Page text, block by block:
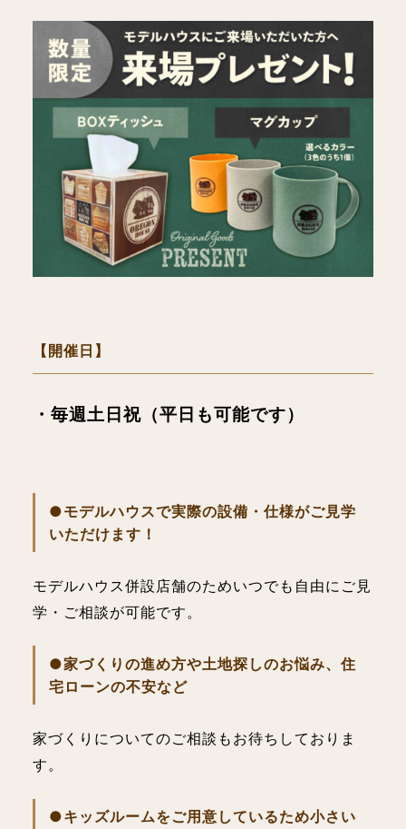
【開催日】
・毎週土日祝（平日も可能です）
●モデルハウスで実際の設備・仕様がご見学
いただけます！
モデルハウス併設店舗のためいつでも自由にご見
学・ご相談が可能です。
●家づくりの進め方や土地探しのお悩み、住
宅ローンの不安など
家づくりについてのご相談もお待ちしておりま
す。
●キッズルームをご用意しているため小さい